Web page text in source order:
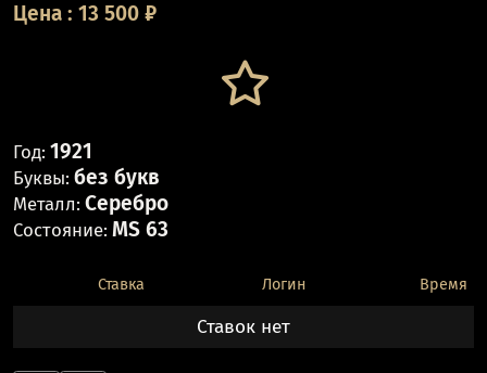
Цена : 13 500 ₽
Год: 1921
Буквы: без букв
Металл: Серебро
Состояние: MS 63
Ставка Логин Время
Ставок нет